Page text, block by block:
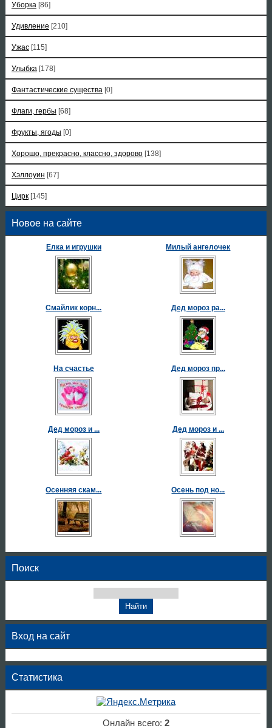
Уборка [86]
Удивление [210]
Ужас [115]
Улыбка [178]
Фантастические существа [0]
Флаги, гербы [68]
Фрукты, ягоды [0]
Хорошо, прекрасно, классно, здорово [138]
Хэллоуин [67]
Цирк [145]
Новое на сайте
Елка и игрушки Милый ангелочек
Смайлик корн... Дед мороз ра...
На счастье Дед мороз пр...
Дед мороз и ... Дед мороз и ...
Осенняя скам... Осень под но...
Поиск
Вход на сайт
Статистика
Онлайн всего: 2